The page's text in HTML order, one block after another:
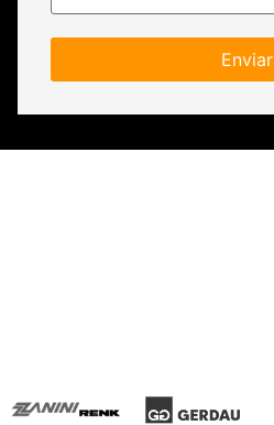
Enviar